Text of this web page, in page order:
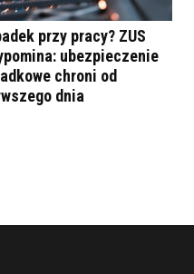
przy pracy? ZUS
ubezpieczenie
chroni od
dnia